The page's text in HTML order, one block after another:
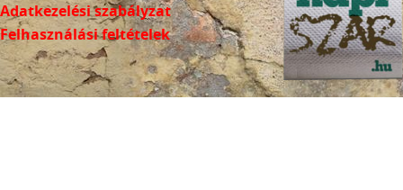
Adatkezelési szabályzat
Felhasználási feltételek